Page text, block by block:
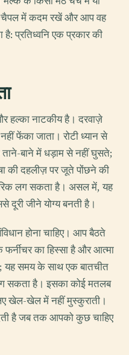
चैपल में कदम रखें और आप वह
प्रतिध्वनि एक प्रकार की
हल्का नाटकीय है। दरवाज़े
फेंका जाता। रोटी ध्यान से
बाने में धड़ाम से नहीं घुसते;
दहलीज़ पर जूते पोंछने की
लग सकता है। असल में, यह
दूरी जीने योग्य बनती है।
होना चाहिए। आप बैठते
का हिस्सा है और आत्मा
समय के साथ एक बातचीत
सकता है। इसका कोई मतलब
खेल-खेल में नहीं मुस्कुराती।
है जब तक आपको कुछ चाहिए